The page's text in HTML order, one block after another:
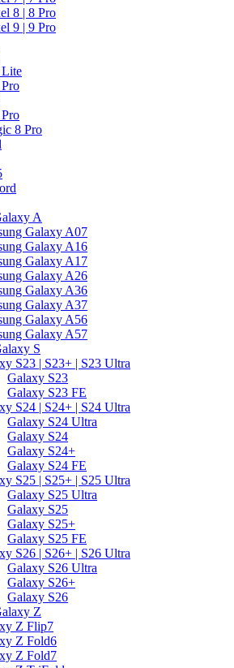
8 | 8 Pro
9 | 9 Pro
8 Pro
A
Galaxy A07
Galaxy A16
Galaxy A17
Galaxy A26
Galaxy A36
Galaxy A37
Galaxy A56
Galaxy A57
S
S23 | S23+ | S23 Ultra
Galaxy S23
Galaxy S23 FE
S24 | S24+ | S24 Ultra
Galaxy S24 Ultra
Galaxy S24
Galaxy S24+
Galaxy S24 FE
S25 | S25+ | S25 Ultra
Galaxy S25 Ultra
Galaxy S25
Galaxy S25+
Galaxy S25 FE
S26 | S26+ | S26 Ultra
Galaxy S26 Ultra
Galaxy S26+
Galaxy S26
Z
Z Flip7
Z Fold6
Z Fold7